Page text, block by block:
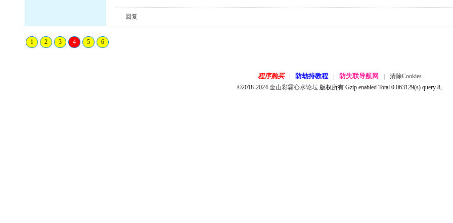
回复
1 2 3 4 5 6
程序购买 防劫持教程 防失联导航网
清除Cookies
©2018-2024金山彩霸心水论坛 版权所有 Gzip enabledTotal 0.063129(s) query 8,